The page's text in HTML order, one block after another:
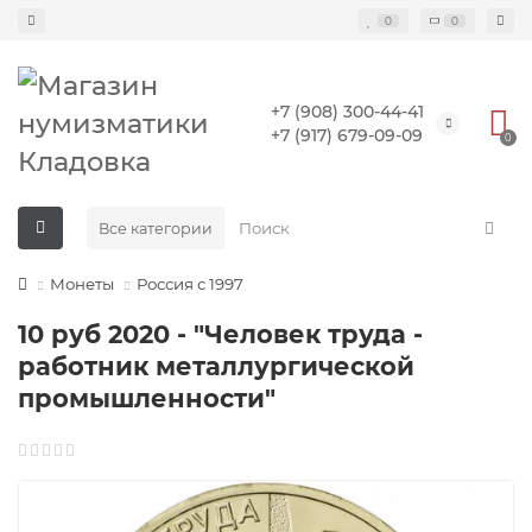
0 0
+7 (908) 300-44-41
+7 (917) 679-09-09
0
Все категории
Монеты Россия с 1997
10 руб 2020 - "Человек труда -
работник металлургической
промышленности"